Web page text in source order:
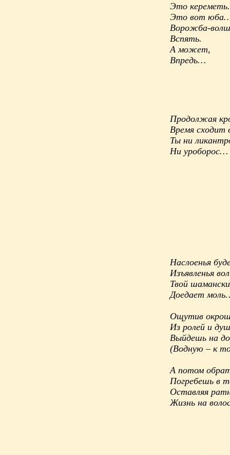
Это кереметь.
Это вот
Ворожба-
Вспять.
А может,
Впредь…
Продолжая
Время сходит
Ты ни
Ни уроборос…
Наслоенья
Изъявленья
Твой
Доедает
Ощутив
Из ролей и
Выйдешь на
(Водную – к
А потом
Погребешь в
Оставляя
Жизнь на